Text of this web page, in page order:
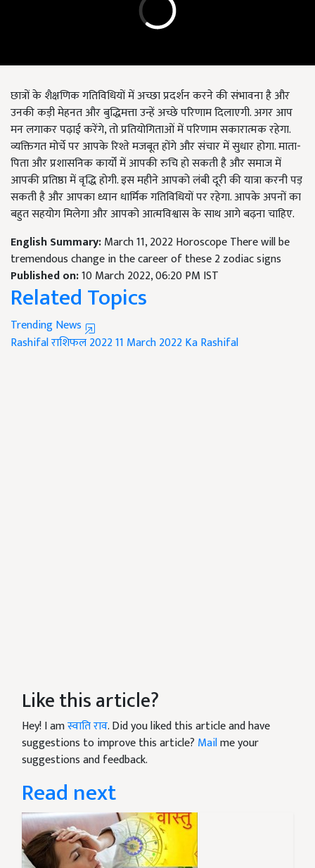
छात्रों के शैक्षणिक गतिविधियों में अच्छा प्रदर्शन करने की संभावना है और
उनकी कड़ी मेहनत और बुद्धिमत्ता उन्हें अच्छे परिणाम दिलाएगी. अगर आप
मन लगाकर पढ़ाई करेंगे, तो प्रतियोगिताओं में परिणाम सकारात्मक रहेगा.
व्यक्तिगत मोर्चे पर आपके रिश्ते मजबूत होंगे और संचार में सुधार होगा. माता-
पिता और प्रशासनिक कार्यों में आपकी रुचि हो सकती है और समाज में
आपकी प्रतिष्ठा में वृद्धि होगी. इस महीने आपको लंबी दूरी की यात्रा करनी पड़
सकती है और आपका ध्यान धार्मिक गतिविधियों पर रहेगा. आपके अपनों का
बहुत सहयोग मिलेगा और आपको आत्मविश्वास के साथ आगे बढ़ना चाहिए.
English Summary:March 11, 2022 Horoscope There will be
tremendous change in the career of these 2 zodiac signs
Published on:10 March 2022, 06:20 PM IST
Related Topics
Trending News
Rashifalराशिफल 202211 March 2022 Ka Rashifal
Like this article?
Hey! I amस्वाति राव. Did you liked this article and have
suggestions to improve this article? Mailme your
suggestions and feedback.
Read next